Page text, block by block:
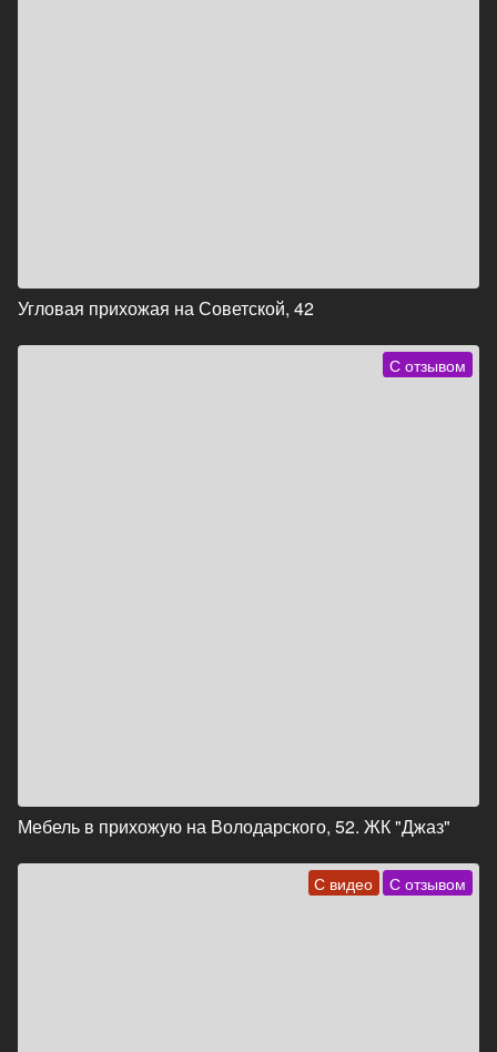
Угловая прихожая на Советской, 42
С отзывом
Мебель в прихожую на Володарского, 52. ЖК "Джаз"
С видео С отзывом